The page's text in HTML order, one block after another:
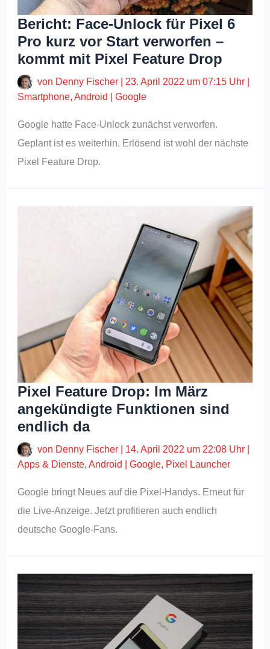
Bericht: Face-Unlock für Pixel 6
Pro kurz vor Start verworfen –
kommt mit Pixel Feature Drop
von Denny Fischer 23. April 2022 um 07:15 Uhr
Smartphone,Android |Google
Google hatte Face-Unlock zunächst verworfen.
Geplant ist es weiterhin. Erlösend ist wohl der nächste
Pixel Feature Drop.
Pixel Feature Drop: Im März
angekündigte Funktionen sind
endlich da
von Denny Fischer 14. April 2022 um 22:08 Uhr
Apps & Dienste,Android |Google, Pixel Launcher
Google bringt Neues auf die Pixel-Handys. Erneut für
die Live-Anzeige. Jetzt profitieren auch endlich
deutsche Google-Fans.